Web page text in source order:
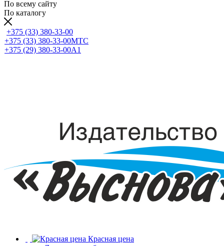
По всему сайту
По каталогу
+375 (33) 380-33-00
+375 (33) 380-33-00МТС
+375 (29) 380-33-00А1
Красная цена